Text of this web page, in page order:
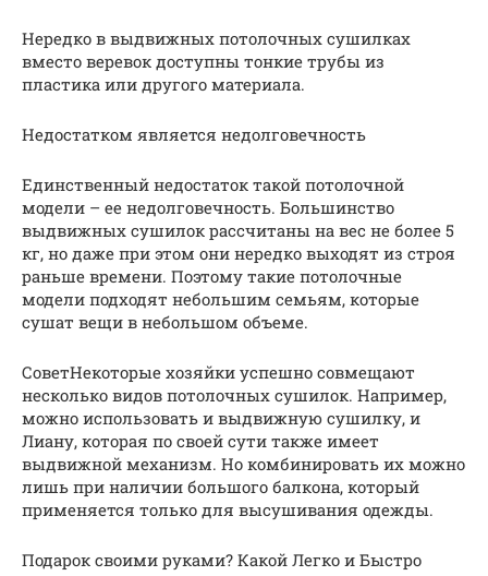
Нередко в выдвижных потолочных сушилках
вместо веревок доступны тонкие трубы из
пластика или другого материала.
Недостатком является недолговечность
Единственный недостаток такой потолочной
модели – ее недолговечность. Большинство
выдвижных сушилок рассчитаны на вес не более 5
кг, но даже при этом они нередко выходят из строя
раньше времени. Поэтому такие потолочные
модели подходят небольшим семьям, которые
сушат вещи в небольшом объеме.
СоветНекоторые хозяйки успешно совмещают
несколько видов потолочных сушилок. Например,
можно использовать и выдвижную сушилку, и
Лиану, которая по своей сути также имеет
выдвижной механизм. Но комбинировать их можно
лишь при наличии большого балкона, который
применяется только для высушивания одежды.
Подарок своими руками? Какой Легко и Быстро